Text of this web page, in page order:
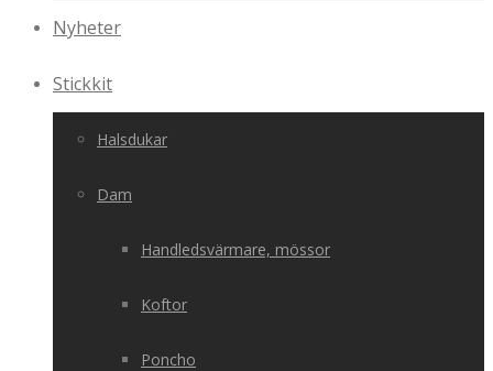
Nyheter
Stickkit
Halsdukar
Dam
Handledsvärmare, mössor
Koftor
Poncho